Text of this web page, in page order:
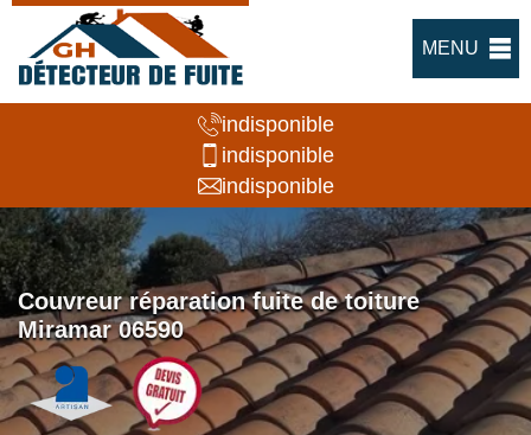
MENU
indisponible
indisponible
indisponible
Couvreur réparation fuite de toiture
Miramar 06590